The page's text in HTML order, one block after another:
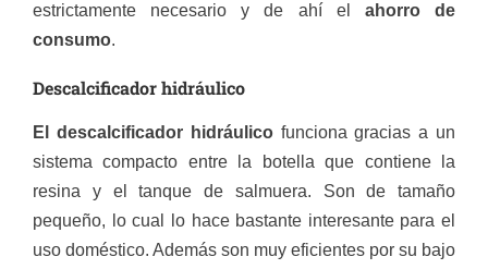
estrictamente necesario y de ahí el ahorro de
consumo.
Descalcificador hidráulico
El descalcificador hidráulicofunciona gracias a un
sistema compacto entre la botella que contiene la
resina y el tanque de salmuera. Son de tamaño
pequeño, lo cual lo hace bastante interesante para el
uso doméstico. Además son muy eficientes por su bajo